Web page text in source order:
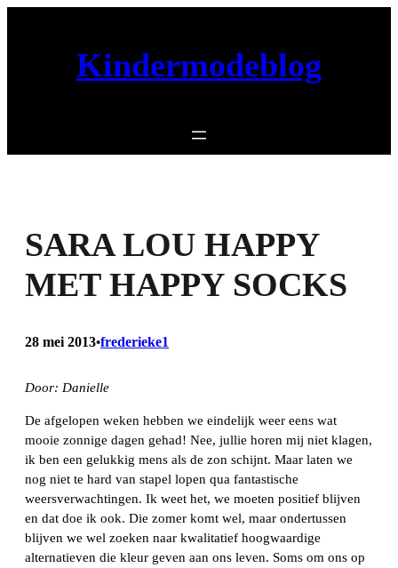
Kindermodeblog
SARA LOU HAPPY
MET HAPPY SOCKS
28 mei 2013•frederieke1
Door: Danielle
De afgelopen weken hebben we eindelijk weer eens wat
mooie zonnige dagen gehad! Nee, jullie horen mij niet klagen,
ik ben een gelukkig mens als de zon schijnt. Maar laten we
nog niet te hard van stapel lopen qua fantastische
weersverwachtingen. Ik weet het, we moeten positief blijven
en dat doe ik ook. Die zomer komt wel, maar ondertussen
blijven we wel zoeken naar kwalitatief hoogwaardige
alternatieven die kleur geven aan ons leven. Soms om ons op